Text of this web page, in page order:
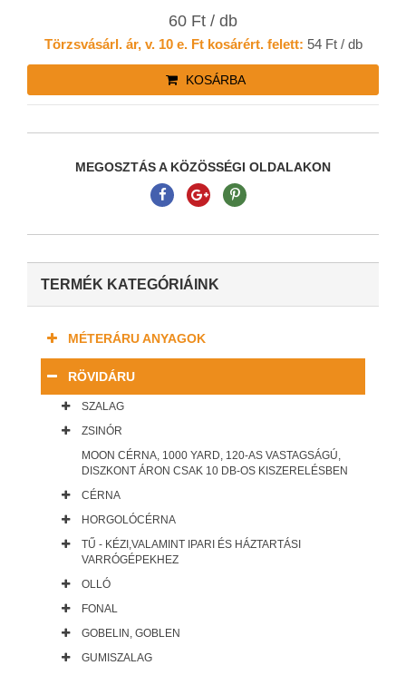
60 Ft / db
Törzsvásárl. ár, v. 10 e. Ft kosárért. felett: 54 Ft / db
KOSÁRBA
MEGOSZTÁS A KÖZÖSSÉGI OLDALAKON
TERMÉK KATEGÓRIÁINK
MÉTERÁRU ANYAGOK
RÖVIDÁRU
SZALAG
ZSINÓR
MOON CÉRNA, 1000 YARD, 120-AS VASTAGSÁGÚ,
DISZKONT ÁRON CSAK 10 DB-OS KISZERELÉSBEN
CÉRNA
HORGOLÓCÉRNA
TŰ - KÉZI,VALAMINT IPARI ÉS HÁZTARTÁSI
VARRÓGÉPEKHEZ
OLLÓ
FONAL
GOBELIN, GOBLEN
GUMISZALAG